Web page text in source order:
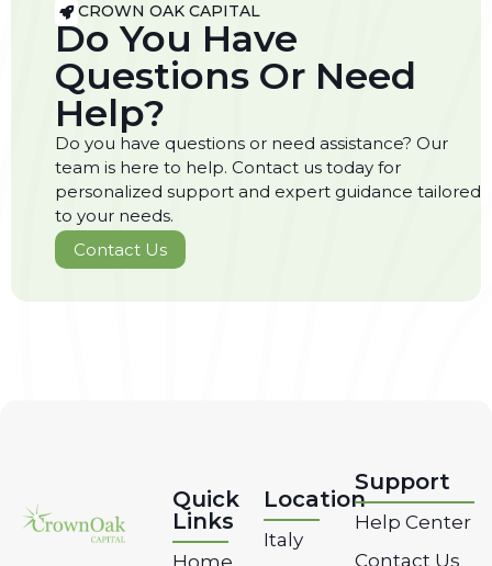
CROWN OAK CAPITAL
Do You Have
Questions Or Need
Help?
Do you have questions or need assistance? Our
team is here to help. Contact us today for
personalized support and expert guidance tailored
to your needs.
Contact Us
Quick
Links
Home
Location
Italy
Support
Help Center
Contact Us